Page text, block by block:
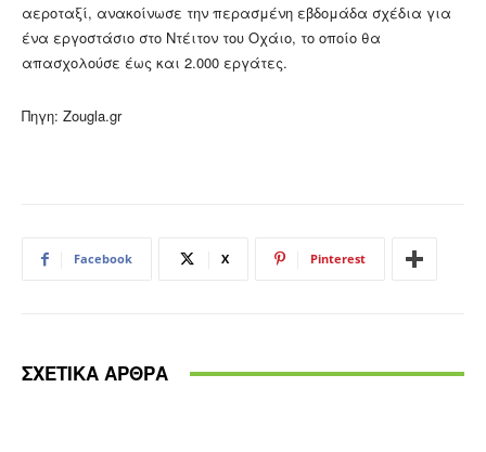
αεροταξί, ανακοίνωσε την περασμένη εβδομάδα σχέδια για
ένα εργοστάσιο στο Ντέιτον του Οχάιο, το οποίο θα
απασχολούσε έως και 2.000 εργάτες.
Πηγη: Zougla.gr
Facebook X Pinterest
ΣΧΕΤΙΚΑ ΑΡΘΡΑ